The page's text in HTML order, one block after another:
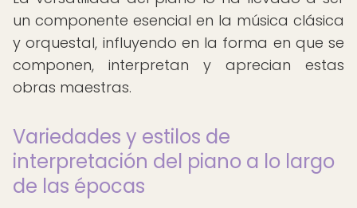
un componente esencial en la música clásica
y orquestal, influyendo en la forma en que se
componen, interpretan y aprecian estas
obras maestras.
Variedades y estilos de
interpretación del piano a lo largo
de las épocas